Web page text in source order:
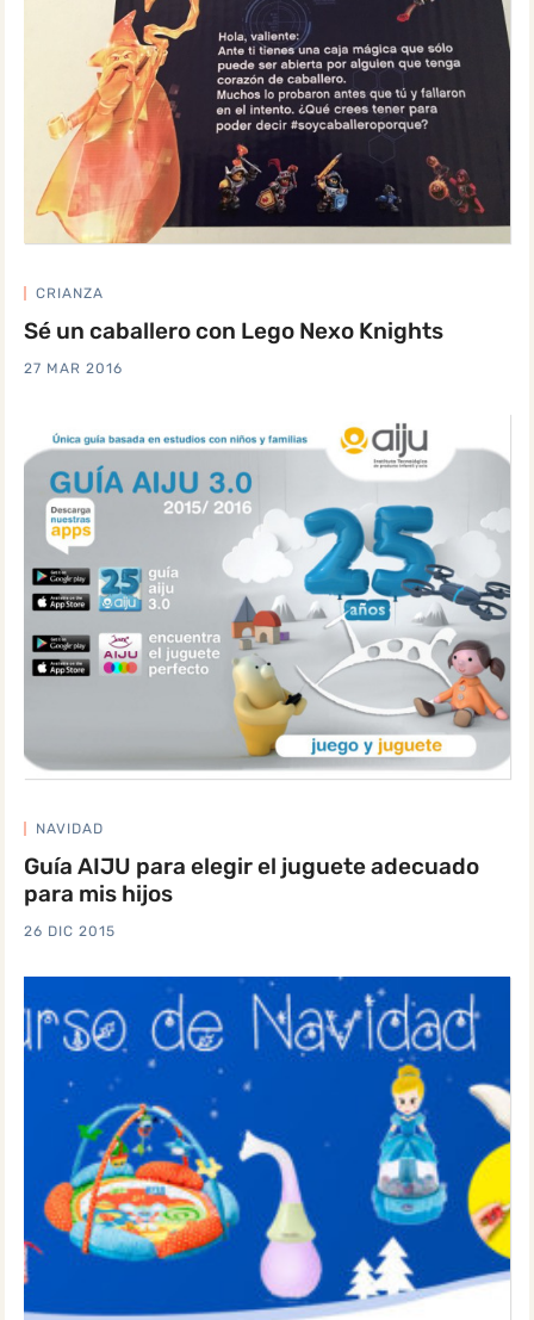
CRIANZA
Sé un caballero con Lego Nexo Knights
27 MAR 2016
NAVIDAD
Guía AIJU para elegir el juguete adecuado
para mis hijos
26 DIC 2015